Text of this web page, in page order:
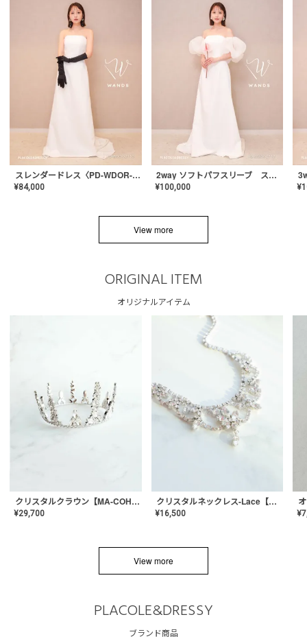
スレンダードレス〈PD-WDOR-2110〉
¥84,000
2way ソフトパフスリーブ スレンダードレス〈PD-WDOR-2112〉
¥100,000 ¥
View more
ORIGINAL ITEM
オリジナルアイテム
クリスタルクラウン【MA-COHD-01】韓国風クラウン/ウェディングクラウン/ティアラ
¥29,700
クリスタルネックレス-Lace【MA-CONL-02】
¥16,500 ¥
View more
PLACOLE&DRESSY
ブランド商品